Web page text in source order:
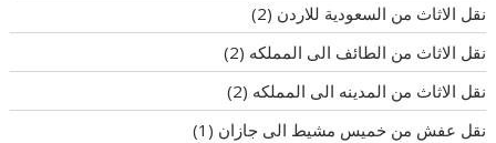
نقل الاثاث من السعودية للاردن (2)
نقل الاثاث من الطائف الى المملكه (2)
نقل الاثاث من المدينه الى المملكه (2)
نقل عفش من خميس مشيط الى جازان (1)